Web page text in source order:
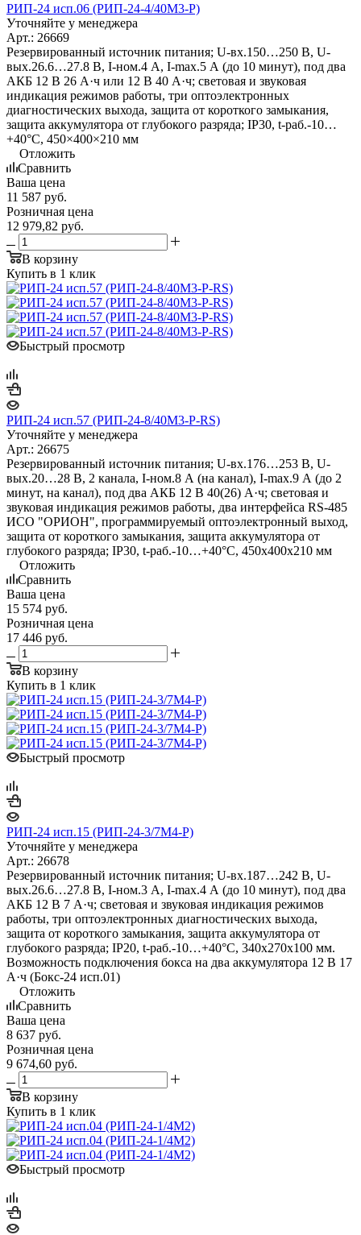
РИП-24 исп.06 (РИП-24-4/40М3-Р)
Уточняйте у менеджера
Арт.: 26669
Резервированный источник питания; U-вх.150…250 В, U-
вых.26.6…27.8 В, I-ном.4 А, I-max.5 А (до 10 минут), под два
АКБ 12 В 26 А·ч или 12 В 40 А·ч; световая и звуковая
индикация режимов работы, три оптоэлектронных
диагностических выхода, защита от короткого замыкания,
защита аккумулятора от глубокого разряда; IP30, t-раб.-10…
+40°С, 450×400×210 мм
Отложить
Сравнить
Ваша цена
11 587 руб.
Розничная цена
12 979,82 руб.
В корзину
Купить в 1 клик
Быстрый просмотр
РИП-24 исп.57 (РИП-24-8/40М3-Р-RS)
Уточняйте у менеджера
Арт.: 26675
Резервированный источник питания; U-вх.176…253 В, U-
вых.20…28 В, 2 канала, I-ном.8 А (на канал), I-max.9 А (до 2
минут, на канал), под два АКБ 12 В 40(26) А·ч; световая и
звуковая индикация режимов работы, два интерфейса RS-485
ИСО "ОРИОН", программируемый оптоэлектронный выход,
защита от короткого замыкания, защита аккумулятора от
глубокого разряда; IP30, t-раб.-10…+40°С, 450х400х210 мм
Отложить
Сравнить
Ваша цена
15 574 руб.
Розничная цена
17 446 руб.
В корзину
Купить в 1 клик
Быстрый просмотр
РИП-24 исп.15 (РИП-24-3/7М4-Р)
Уточняйте у менеджера
Арт.: 26678
Резервированный источник питания; U-вх.187…242 В, U-
вых.26.6…27.8 В, I-ном.3 А, I-max.4 А (до 10 минут), под два
АКБ 12 В 7 А·ч; световая и звуковая индикация режимов
работы, три оптоэлектронных диагностических выхода,
защита от короткого замыкания, защита аккумулятора от
глубокого разряда; IP20, t-раб.-10…+40°C, 340х270х100 мм.
Возможность подключения бокса на два аккумулятора 12 В 17
А·ч (Бокс-24 исп.01)
Отложить
Сравнить
Ваша цена
8 637 руб.
Розничная цена
9 674,60 руб.
В корзину
Купить в 1 клик
Быстрый просмотр